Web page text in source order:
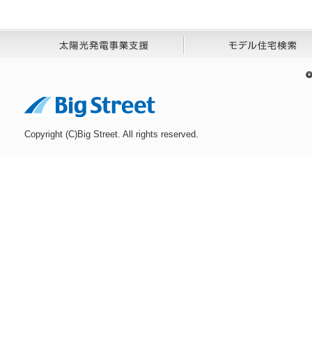
Copyright (C)Big Street. All rights reserved.